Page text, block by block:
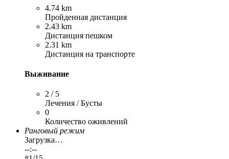
4.74 km
Пройденная дистанция
2.43 km
Дистанция пешком
2.31 km
Дистанция на транспорте
Выживание
2 / 5
Лечения / Бусты
0
Количество оживлений
Ранговый режим
Загрузка…
--:--